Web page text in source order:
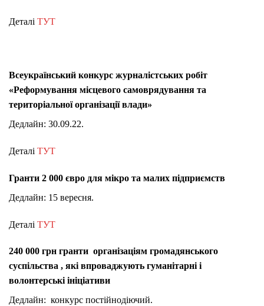
Деталі ТУТ
Всеукраїнський конкурс журналістських робіт
«Реформування місцевого самоврядування та
територіальної організації влади»
Дедлайн: 30.09.22.
Деталі ТУТ
Гранти 2 000 євро для мікро та малих підприємств
Дедлайн: 15 вересня.
Деталі ТУТ
240 000 грн гранти організаціям громадянського
суспільства , які впроваджують гуманітарні і
волонтерські ініціативи
Дедлайн: конкурс постійнодіючий.